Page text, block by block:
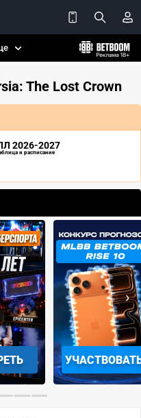
The Lost Crown
2026-2027
и расписание
›